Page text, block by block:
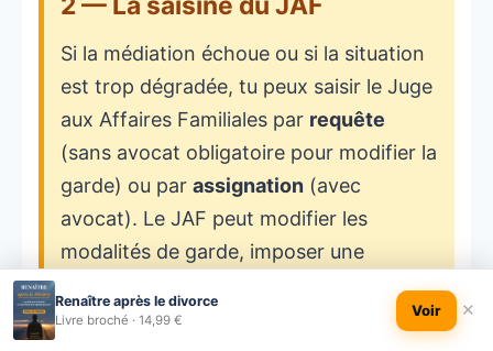
Si la médiation échoue ou si la situation
est trop dégradée, tu peux saisir le Juge
aux Affaires Familiales par requête
(sans avocat obligatoire pour modifier la
garde) ou par assignation (avec
avocat). Le JAF peut modifier les
modalités de garde, imposer une
expertise psychologique, ordonner une
enquête sociale, ou rappeler les deux
Renaître après le divorce
Livre broché · 14,99 €
Voir ✕